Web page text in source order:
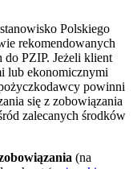
Polskiego
rekomendowanych
do PZIP. Jeżeli klient
lub ekonomicznymi
powinni
się z zobowiązania
zalecanych środków
(na